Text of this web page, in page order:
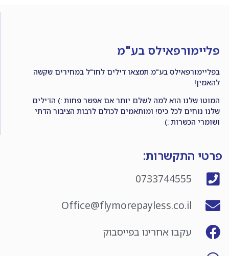
פליימורפאילס בע"מ
בפליימורפאילס בע"מ תמצאו דילים לחו"ל במחירים שקשה
להאמין!
המוטו שלנו הוא למה לשלם יותר אם אפשר פחות :) הדילים
שלנו נוחים לכל כיס! ומותאמים לכולם לרבות הציבור הדתי
ושומרי הכשרות :)
פרטי התקשרות:
0733744555
Office@flymorepayless.co.il
עקבו אחרינו בפייסבוק